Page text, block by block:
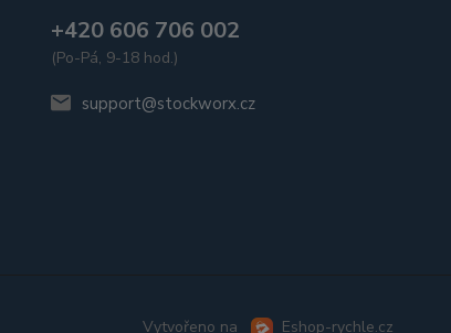
+420 606 706 002
(Po-Pá, 9-18 hod.)
support@stockworx.cz
Vytvořeno na Eshop-rychle.cz